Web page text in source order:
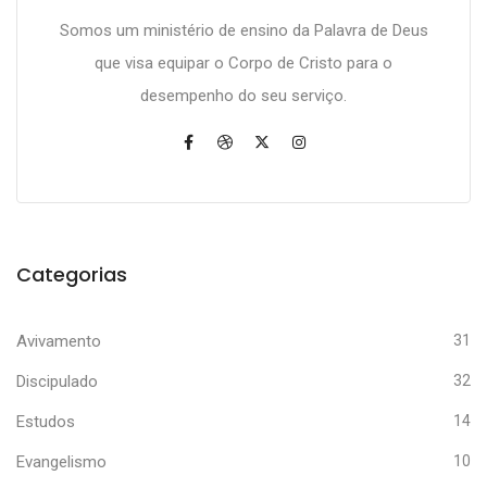
Somos um ministério de ensino da Palavra de Deus
que visa equipar o Corpo de Cristo para o
desempenho do seu serviço.
Categorias
Avivamento 31
Discipulado 32
Estudos 14
Evangelismo 10